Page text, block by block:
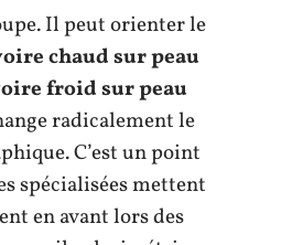
Il peut orienter le
chaud sur peau
froid sur peau
radicalement le
C’est un point
spécialisées mettent
en avant lors des